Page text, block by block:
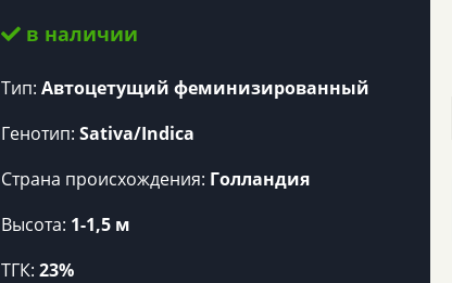
в наличии
Тип: Автоцетущий феминизированный
Генотип: Sativa/Indica
Страна происхождения: Голландия
Высота: 1-1,5 м
ТГК: 23%